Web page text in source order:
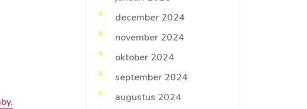
december 2024
november 2024
oktober 2024
september 2024
augustus 2024